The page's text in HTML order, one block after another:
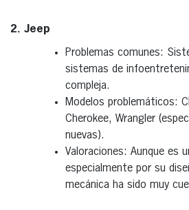
2. Jeep
Problemas comunes:
sistemas de
compleja.
Modelos problemáticos:
Cherokee, Wrangler
nuevas).
Valoraciones: Aunque es
especialmente por su
mecánica ha sido muy